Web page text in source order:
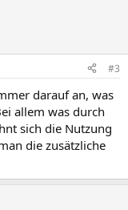
#3
darauf an, was
allem was durch
sich die Nutzung
die zusätzliche